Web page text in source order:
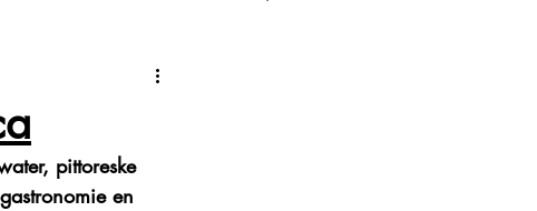
Hauts-de-France
pittoreske
en